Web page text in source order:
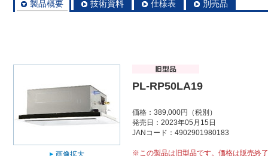
製品概要 技術資料 仕様表 別売品
PL-RP50LA19
価格：389,000円（税別）
発売日：2023年05月15日
JANコード：4902901980183
※この製品は旧型品です。価格は販売終